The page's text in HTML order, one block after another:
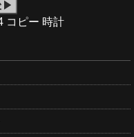
コピー 時計